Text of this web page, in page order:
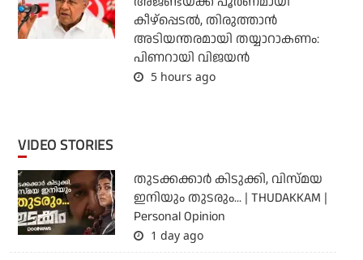
കീഴ്‌പ്പെടല്‍, തിരുത്താന്‍
അടിയന്തരമായി തയ്യാറാകണം:
പിണറായി വിജയന്‍
5 hours ago
VIDEO STORIES
തുടക്കക്കാര്‍ കിടുക്കി, വിസ്മയ
ഇനിയും തുടരും... | THUDAKKAM |
Personal Opinion
1 day ago